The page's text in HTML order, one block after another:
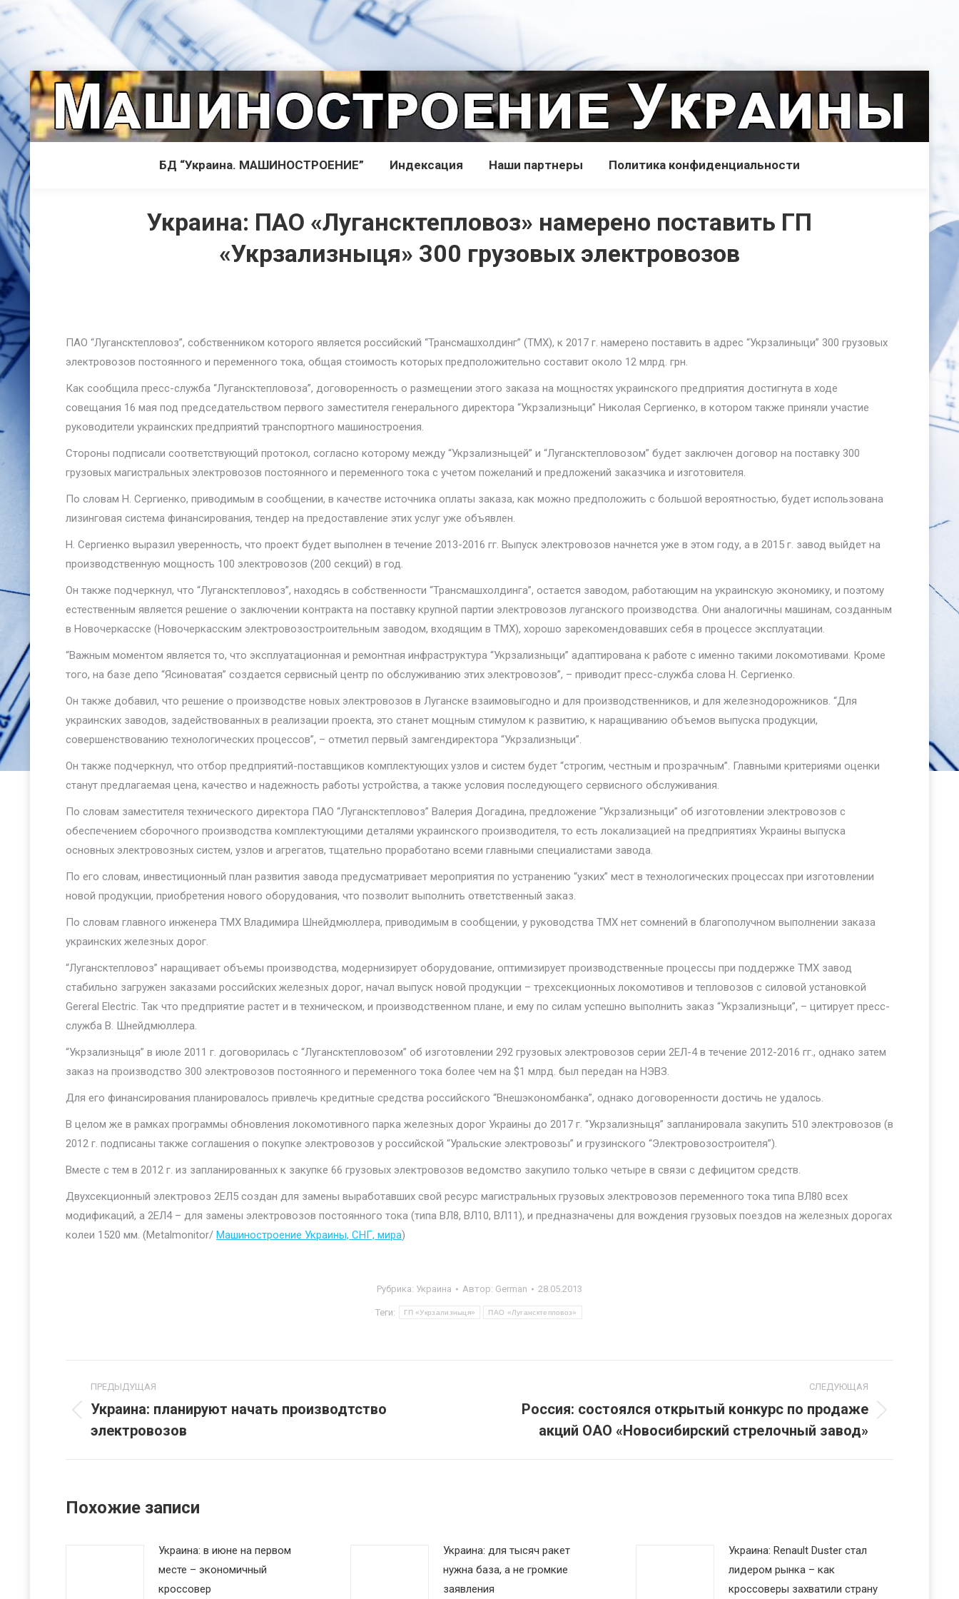
БД “Украина. МАШИНОСТРОЕНИЕ” Индекcация Наши партнеры Политика конфиденциальности
Украина: ПАО «Лугансктепловоз» намерено поставить ГП
«Укрзализныця» 300 грузовых электровозов
ПАО “Лугансктепловоз”, собственником которого является российский “Трансмашхолдинг” (ТМХ), к 2017 г. намерено поставить в адрес “Укрзалиныци” 300 грузовых
электровозов постоянного и переменного тока, общая стоимость которых предположительно составит около 12 млрд. грн.
Как сообщила пресс-служба “Лугансктепловоза”, договоренность о размещении этого заказа на мощностях украинского предприятия достигнута в ходе
совещания 16 мая под председательством первого заместителя генерального директора “Укрзализныци” Николая Сергиенко, в котором также приняли участие
руководители украинских предприятий транспортного машиностроения.
Стороны подписали соответствующий протокол, согласно которому между “Укрзализныцей” и “Лугансктепловозом” будет заключен договор на поставку 300
грузовых магистральных электровозов постоянного и переменного тока с учетом пожеланий и предложений заказчика и изготовителя.
По словам Н. Сергиенко, приводимым в сообщении, в качестве источника оплаты заказа, как можно предположить с большой вероятностью, будет использована
лизинговая система финансирования, тендер на предоставление этих услуг уже объявлен.
Н. Сергиенко выразил уверенность, что проект будет выполнен в течение 2013-2016 гг. Выпуск электровозов начнется уже в этом году, а в 2015 г. завод выйдет на
производственную мощность 100 электровозов (200 секций) в год.
Он также подчеркнул, что “Лугансктепловоз”, находясь в собственности “Трансмашхолдинга”, остается заводом, работающим на украинскую экономику, и поэтому
естественным является решение о заключении контракта на поставку крупной партии электровозов луганского производства. Они аналогичны машинам, созданным
в Новочеркасске (Новочеркасским электровозостроительным заводом, входящим в ТМХ), хорошо зарекомендовавших себя в процессе эксплуатации.
“Важным моментом является то, что эксплуатационная и ремонтная инфраструктура “Укрзализныци” адаптирована к работе с именно такими локомотивами. Кроме
того, на базе депо “Ясиноватая” создается сервисный центр по обслуживанию этих электровозов”, – приводит пресс-служба слова Н. Сергиенко.
Он также добавил, что решение о производстве новых электровозов в Луганске взаимовыгодно и для производственников, и для железнодорожников. “Для
украинских заводов, задействованных в реализации проекта, это станет мощным стимулом к развитию, к наращиванию объемов выпуска продукции,
совершенствованию технологических процессов”, – отметил первый замгендиректора “Укрзализныци”.
Он также подчеркнул, что отбор предприятий-поставщиков комплектующих узлов и систем будет “строгим, честным и прозрачным”. Главными критериями оценки
станут предлагаемая цена, качество и надежность работы устройства, а также условия последующего сервисного обслуживания.
По словам заместителя технического директора ПАО “Лугансктепловоз” Валерия Догадина, предложение “Укрзализныци” об изготовлении электровозов с
обеспечением сборочного производства комплектующими деталями украинского производителя, то есть локализацией на предприятиях Украины выпуска
основных электровозных систем, узлов и агрегатов, тщательно проработано всеми главными специалистами завода.
По его словам, инвестиционный план развития завода предусматривает мероприятия по устранению “узких” мест в технологических процессах при изготовлении
новой продукции, приобретения нового оборудования, что позволит выполнить ответственный заказ.
По словам главного инженера ТМХ Владимира Шнейдмюллера, приводимым в сообщении, у руководства ТМХ нет сомнений в благополучном выполнении заказа
украинских железных дорог.
“Лугансктепловоз” наращивает объемы производства, модернизирует оборудование, оптимизирует производственные процессы при поддержке ТМХ завод
стабильно загружен заказами российских железных дорог, начал выпуск новой продукции – трехсекционных локомотивов и тепловозов с силовой установкой
Gereral Electric. Так что предприятие растет и в техническом, и производственном плане, и ему по силам успешно выполнить заказ “Укрзализныци”, – цитирует пресс-
служба В. Шнейдмюллера.
“Укрзализныця” в июле 2011 г. договорилась с “Лугансктепловозом” об изготовлении 292 грузовых электровозов серии 2ЕЛ-4 в течение 2012-2016 гг., однако затем
заказ на производство 300 электровозов постоянного и переменного тока более чем на $1 млрд. был передан на НЭВЗ.
Для его финансирования планировалось привлечь кредитные средства российского “Внешэкономбанка”, однако договоренности достичь не удалось.
В целом же в рамках программы обновления локомотивного парка железных дорог Украины до 2017 г. “Укрзализныця” запланировала закупить 510 электровозов (в
2012 г. подписаны также соглашения о покупке электровозов у российской “Уральские электровозы” и грузинского “Электровозостроителя”).
Вместе с тем в 2012 г. из запланированных к закупке 66 грузовых электровозов ведомство закупило только четыре в связи с дефицитом средств.
Двухсекционный электровоз 2ЕЛ5 создан для замены выработавших свой ресурс магистральных грузовых электровозов переменного тока типа ВЛ80 всех
модификаций, а 2ЕЛ4 – для замены электровозов постоянного тока (типа ВЛ8, ВЛ10, ВЛ11), и предназначены для вождения грузовых поездов на железных дорогах
колеи 1520 мм. (Metalmonitor/ Машиностроение Украины, СНГ, мира)
Рубрика: Украина Автор: German 28.05.2013
Теги: ГП «Укрзализныця» ПАО «Лугансктепловоз»
по
записям
ПРЕДЫДУЩАЯ
Предыдущая
запись:
Украина: планируют начать производтство
электровозов
СЛЕДУЮЩАЯ
Следующая
Россия: состоялся открытый конкурс по продаже
акций ОАО «Новосибирский стрелочный завод»
Похожие записи
Украина: в июне на первом
месте – экономичный
кроссовер
Украина: для тысяч ракет
нужна база, а не громкие
заявления
Украина: Renault Duster стал
лидером рынка – как
кроссоверы захватили страну